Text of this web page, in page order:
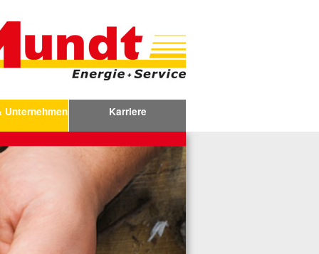
Unternehmen Karriere